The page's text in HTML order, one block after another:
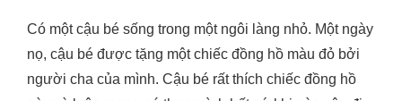
Có một cậu bé sống trong một ngôi làng nhỏ. Một ngày
nọ, cậu bé được tặng một chiếc đồng hồ màu đỏ bởi
người cha của mình. Cậu bé rất thích chiếc đồng hồ